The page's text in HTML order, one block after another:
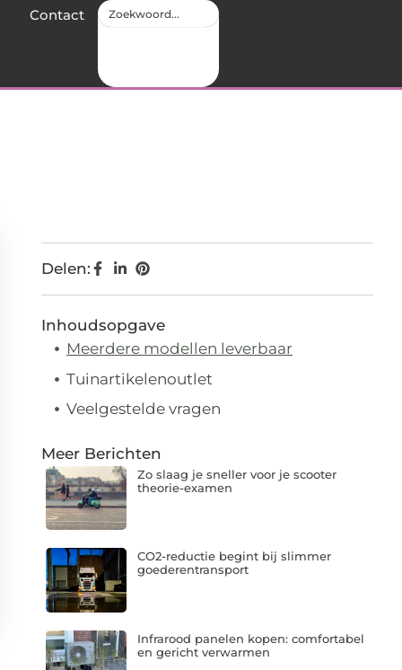
Contact
Delen:
Inhoudsopgave
Meerdere modellen leverbaar
Tuinartikelenoutlet
Veelgestelde vragen
Meer Berichten
Zo slaag je sneller voor je scooter
theorie-examen
CO2-reductie begint bij slimmer
goederentransport
Infrarood panelen kopen: comfortabel
en gericht verwarmen